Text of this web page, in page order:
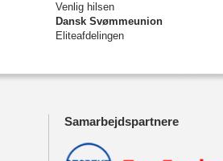
Venlig hilsen
Dansk Svømmeunion
Eliteafdelingen
Samarbejdspartnere